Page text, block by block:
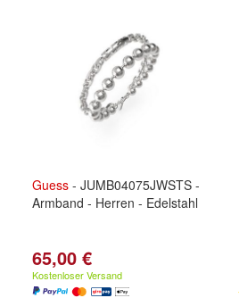
Guess - JUMB04075JWSTS -
Armband - Herren - Edelstahl
65,00 €
Kostenloser Versand